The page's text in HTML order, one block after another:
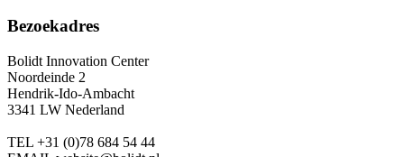
Bezoekadres
Bolidt Innovation Center
Noordeinde 2
Hendrik-Ido-Ambacht
3341 LW Nederland
TEL +31 (0)78 684 54 44